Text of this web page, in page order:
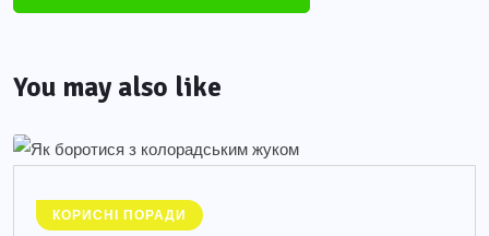
You may also like
КОРИСНІ ПОРАДИ